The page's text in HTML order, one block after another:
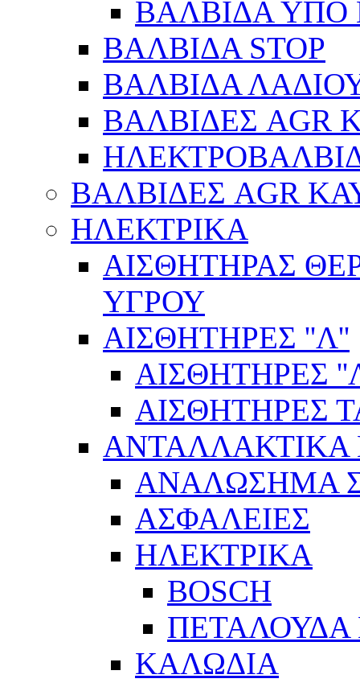
ΒΑΛΒΙΔΑ ΥΠΟ
ΒΑΛΒΙΔΑ STOP
ΒΑΛΒΙΔΑ
ΒΑΛΒΙΔΕΣ AGR
ΒΑΛΒΙΔΕΣ AGR
ΗΛΕΚΤΡΙΚΑ
ΑΙΣΘΗΤΗΡΑΣ
ΥΓΡΟΥ
ΑΙΣΘΗΤΗΡΕΣ ''Λ''
ΑΙΣΘΗΤΗΡEΣ
ΑΙΣΘΗΤΗΡEΣ
ΑΝΤΑΛΛΑΚΤΙΚΑ
ΑΝΑΛΩΣΗΜΑ
ΑΣΦΑΛΕΙΕΣ
ΗΛΕΚΤΡΙΚΑ
BOSCH
ΠΕΤΑΛΟΥΔΑ
ΚΑΛΩΔΙΑ